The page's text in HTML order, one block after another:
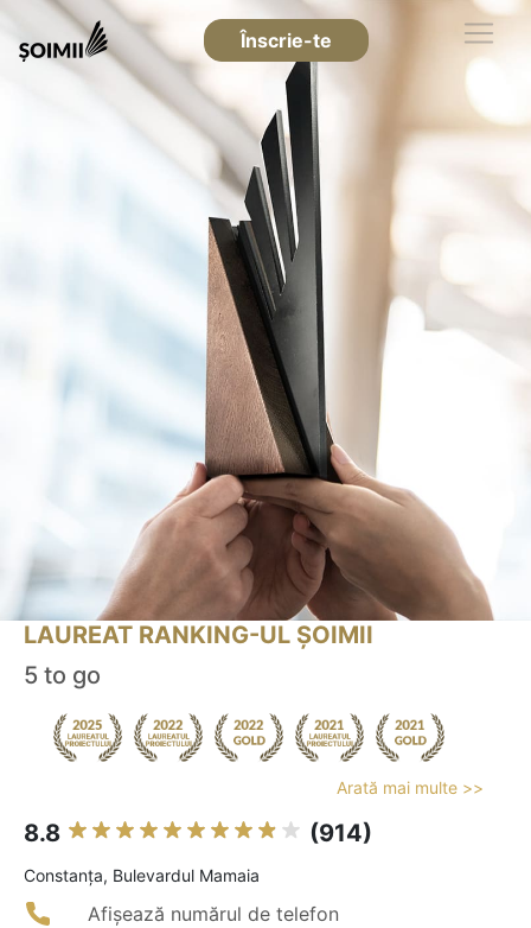
Înscrie-te
LAUREAT RANKING-UL ȘOIMII
5 to go
Arată mai multe >>
8.8 (914)
Constanţa, Bulevardul Mamaia
Afișează numărul de telefon